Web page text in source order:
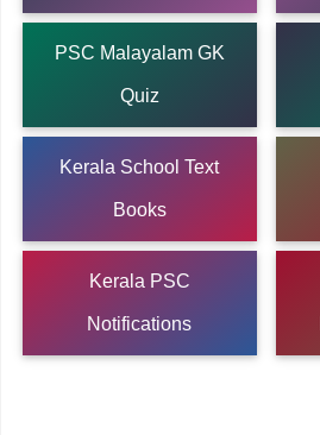
PSC Malayalam GK
Quiz
Kerala School Text
Books
Kerala PSC
Notifications